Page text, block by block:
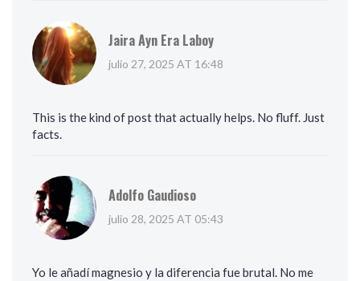
Jaira Ayn Era Laboy
julio 27, 2025 AT 16:48
This is the kind of post that actually helps. No fluff. Just
facts.
Adolfo Gaudioso
julio 28, 2025 AT 05:43
Yo le añadí magnesio y la diferencia fue brutal. No me